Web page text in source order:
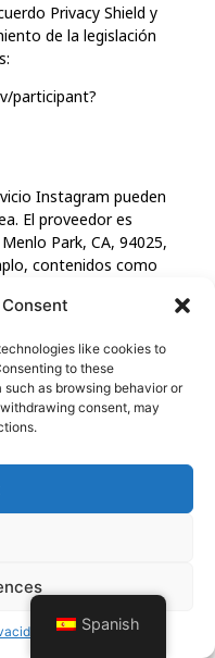
like cookies to
to these
as browsing behavior or
consent, may
Aviso Legal
Privacy Shield y
de la legislación
participant?
Instagram pueden
El proveedor es
Park, CA, 94025,
contenidos como
gusta el contenido, los
Instagram,
de los contenidos y
de los usuarios en
legal/privacy
Daten des Nutzers
App. Wird der
E-Mail Adresse,
Spanish